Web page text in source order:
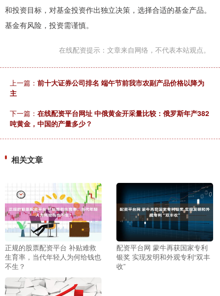
和投资目标，对基金投资作出独立决策，选择合适的基金产品。
基金有风险，投资需谨慎。
在线配资提示：文章来自网络，不代表本站观点。
上一篇： 前十大证券公司排名 端午节前我市农副产品价格以降为
主
下一篇： 在线配资平台网址 中俄黄金开采量比较：俄罗斯年产382
吨黄金，中国的产量多少？
相关文章
正规的股票配资平台 补贴难救
生育率，当代年轻人为何给钱也
不生？
配资平台网 蒙牛再获国家专利
银奖 实现发明和外观专利“双丰
收”